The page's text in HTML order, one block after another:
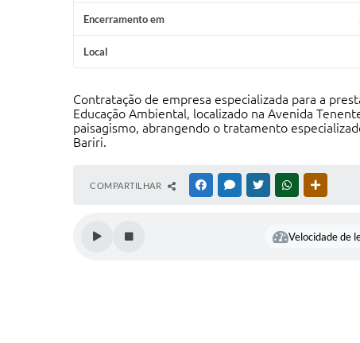
Encerramento em
Local
Contratação de empresa especializada para a
Educação Ambiental, localizado na Avenida
paisagismo, abrangendo o tratamento
Bariri.
COMPARTILHAR FACEBOOKMESSENGER
TWITTERWHATSAPP
Velocidade de